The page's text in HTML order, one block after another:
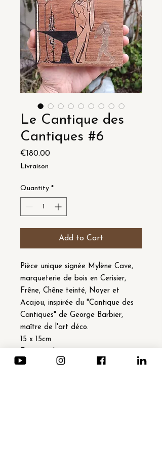
Le Cantique des
Cantiques #6
€180.00Price
Livraison
Quantity *
Add to Cart
Pièce unique signée Mylène Cave,
marqueterie de bois en Cerisier,
Frêne, Chêne teinté, Noyer et
Acajou, inspirée du "Cantique des
Cantiques" de George Barbier,
maître de l'art déco.
15 x 15cm
Attache murale